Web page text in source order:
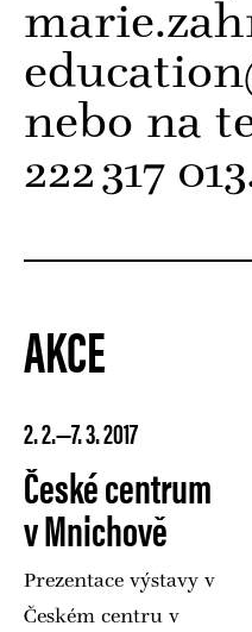
nebo na
222 │
317
AKCE
2. 2.—7. 3. 2017
České centrum
v Mnichově
Prezentace výstavy v
Českém centru v